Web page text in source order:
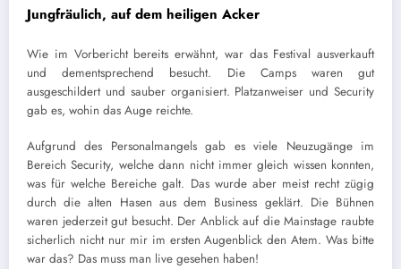
Jungfräulich, auf dem heiligen Acker
Wie im Vorbericht bereits erwähnt, war das Festival ausverkauft
und dementsprechend besucht. Die Camps waren gut
ausgeschildert und sauber organisiert. Platzanweiser und Security
gab es, wohin das Auge reichte.
Aufgrund des Personalmangels gab es viele Neuzugänge im
Bereich Security, welche dann nicht immer gleich wissen konnten,
was für welche Bereiche galt. Das wurde aber meist recht zügig
durch die alten Hasen aus dem Business geklärt. Die Bühnen
waren jederzeit gut besucht. Der Anblick auf die Mainstage raubte
sicherlich nicht nur mir im ersten Augenblick den Atem. Was bitte
war das? Das muss man live gesehen haben!